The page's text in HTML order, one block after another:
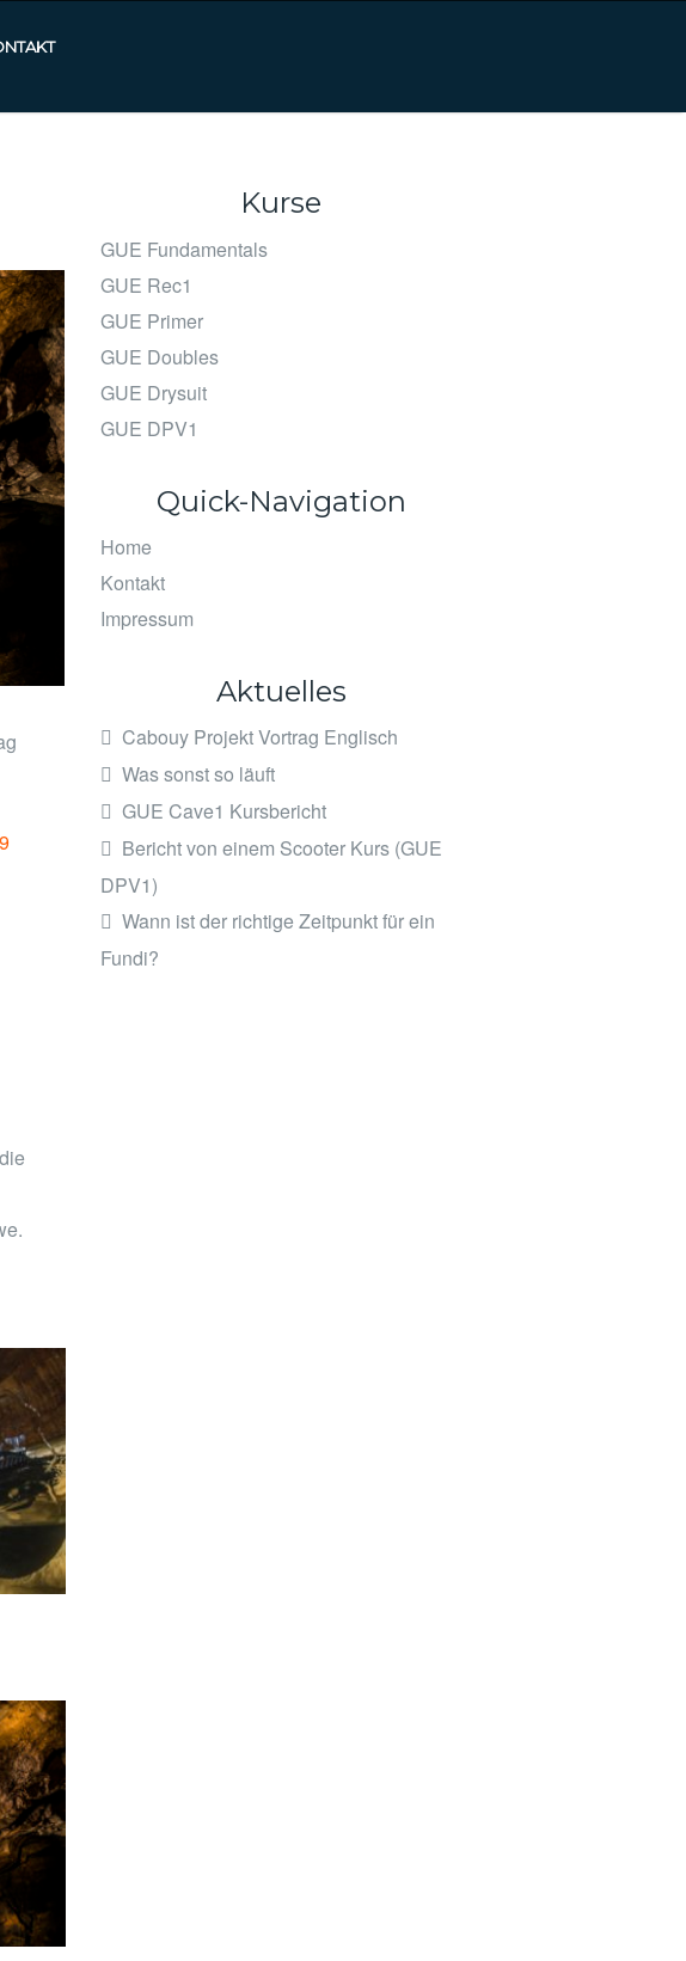
Kurse
GUE Fundamentals
GUE Rec1
GUE Primer
GUE Doubles
GUE Drysuit
GUE DPV1
Quick-Navigation
Home
Kontakt
Impressum
Aktuelles
Cabouy Projekt Vortrag Englisch
Was sonst so läuft
GUE Cave1 Kursbericht
Bericht von einem Scooter Kurs (GUE
DPV1)
Wann ist der richtige Zeitpunkt für ein
Fundi?